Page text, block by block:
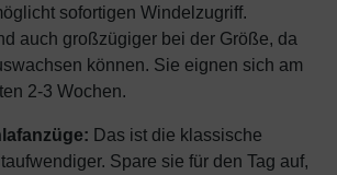
sofortigen Windelzugriff.
auch großzügiger bei der Größe, da
können. Sie eignen sich am
2-3 Wochen.
Das ist die klassische
Spare sie für den Tag auf,